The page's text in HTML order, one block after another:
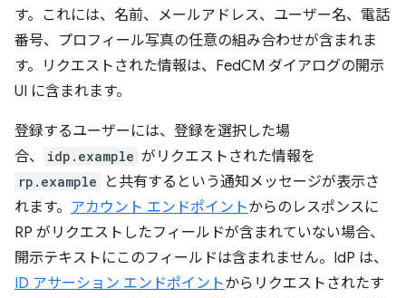
す。これには、名前、メールアドレス、ユーザー名、電話
番号、プロフィール写真の任意の組み合わせが含まれま
す。リクエストされた情報は、FedCM ダイアログの開示
UI に含まれます。
登録するユーザーには、登録を選択した場
合、
idp.example がリクエストされた情報を
rp.example
と共有するという通知メッセージが表示さ
れます。 アカウント エンドポイントからのレスポンスに
RP がリクエストしたフィールドが含まれていない場合、
開示テキストにこのフィールドは含まれません。IdP は、
ID アサーション エンドポイントからリクエストされたす